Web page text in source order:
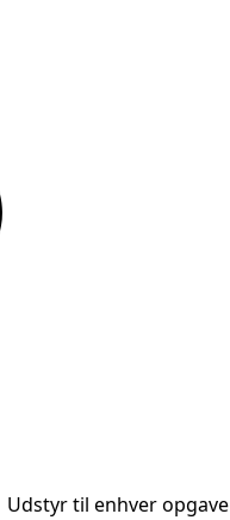
Udstyr til enhver opgave